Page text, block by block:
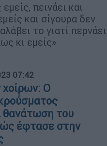
πεινάει και
και σίγουρα δεν
το γιατί περνάει
κι εμείς»
07:42
Ο
θανάτωση του
έφτασε στην